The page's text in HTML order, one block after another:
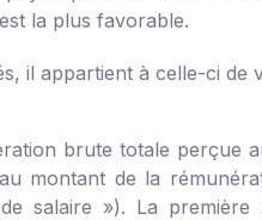
la plus favorable.
il appartient à celle-ci de
brute totale perçue
montant de la
salaire »). La première